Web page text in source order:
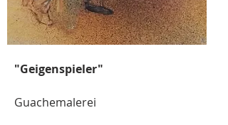
"Geigenspieler"
Guachemalerei